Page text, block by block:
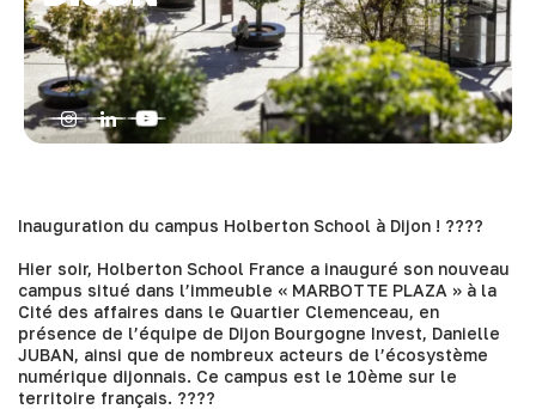
Inauguration du campus Holberton School à Dijon ! ????
Hier soir, Holberton School France a inauguré son nouveau
campus situé dans l’immeuble « MARBOTTE PLAZA » à la
Cité des affaires dans le Quartier Clemenceau, en
présence de l’équipe de Dijon Bourgogne Invest, Danielle
JUBAN, ainsi que de nombreux acteurs de l’écosystème
numérique dijonnais. Ce campus est le 10ème sur le
territoire français. ????